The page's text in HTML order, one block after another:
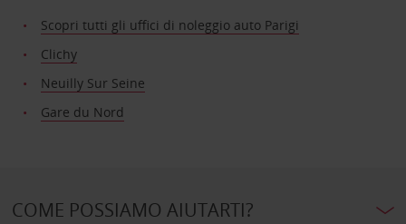
Scopri tutti gli uffici di noleggio auto Parigi
Clichy
Neuilly Sur Seine
Gare du Nord
COME POSSIAMO AIUTARTI?